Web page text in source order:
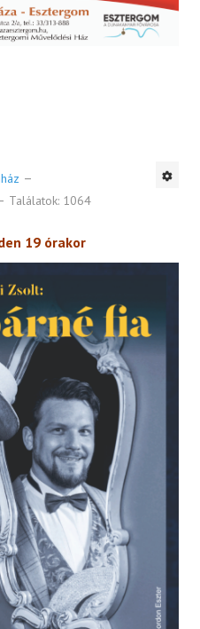
Találatok: 1064
19 órakor